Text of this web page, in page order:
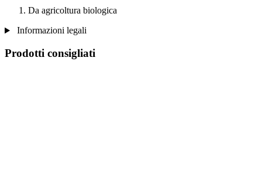
Da agricoltura biologica
Informazioni legali
Prodotti consigliati